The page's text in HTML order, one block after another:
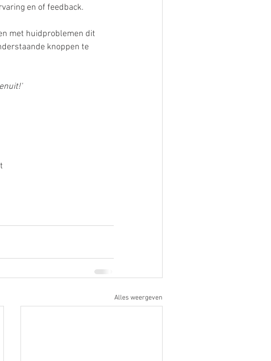
en of feedback.
met huidproblemen dit
knoppen te
Alles weergeven